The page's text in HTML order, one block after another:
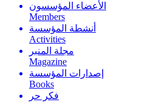
الأعضاء المؤسسون
Members
أنشطة المؤسسة
Activities
مجلة المنبر
Magazine
إصدارات المؤسسة
Books
فكر حر